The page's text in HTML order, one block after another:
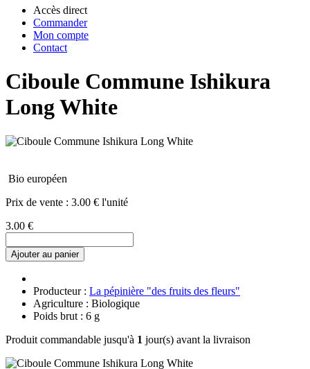
Accès direct
Commander
Mon compte
Contact
Ciboule Commune Ishikura
Long White
Bio européen
Prix de vente : 3.00 € l'unité
3.00 €
Ajouter au panier
Producteur : La pépinière "des fruits des fleurs"
Agriculture : Biologique
Poids brut : 6 g
Produit commandable jusqu'à 1 jour(s) avant la livraison